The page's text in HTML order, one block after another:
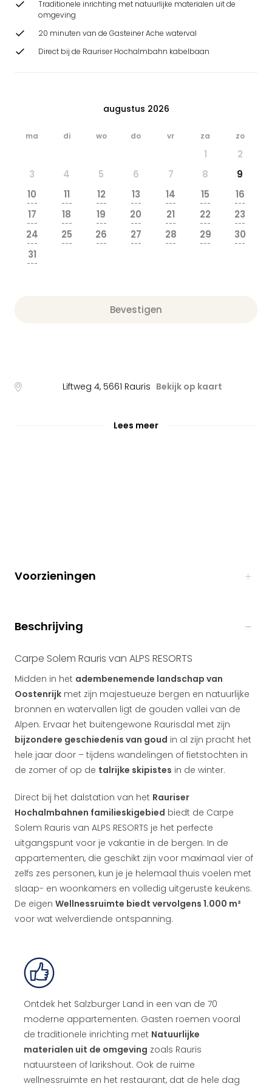
Traditionele inrichting met natuurlijke materialen uit de
omgeving
20 minuten van de Gasteiner Ache waterval
Direct bij de Rauriser Hochalmbahn kabelbaan
augustus 2026
ma di wo do vr za zo
1
2
3
4 5 6 7 8
9
10
---
11
---
12
---
13
---
14
---
15
---
16
---
17
---
18
---
19
---
20
---
21
---
22
---
23
---
24
---
25
---
26
---
27
---
28
---
29
---
30
---
31
---
Bevestigen
Liftweg 4, 5661 Rauris Bekijk op kaart
Lees meer
Voorzieningen
Beschrijving
Carpe Solem Rauris van ALPS RESORTS
Midden in het adembenemende landschap van
Oostenrijk met zijn majestueuze bergen en natuurlijke
bronnen en watervallen ligt de gouden vallei van de
Alpen. Ervaar het buitengewone Raurisdal met zijn
bijzondere geschiedenis van goud in al zijn pracht het
hele jaar door – tijdens wandelingen of fietstochten in
de zomer of op de talrijke skipistes in de winter.
Direct bij het dalstation van het Rauriser
Hochalmbahnen familieskigebied biedt de Carpe
Solem Rauris van ALPS RESORTS je het perfecte
uitgangspunt voor je vakantie in de bergen. In de
appartementen, die geschikt zijn voor maximaal vier of
zelfs zes personen, kun je je helemaal thuis voelen met
slaap- en woonkamers en volledig uitgeruste keukens.
De eigen Wellnessruimte biedt vervolgens 1.000 m²
voor wat welverdiende ontspanning.
Ontdek het Salzburger Land in een van de 70
moderne appartementen. Gasten roemen vooral
de traditionele inrichting met Natuurlijke
materialen uit de omgeving zoals Rauris
natuursteen of larikshout. Ook de ruime
wellnessruimte en het restaurant, dat de hele dag